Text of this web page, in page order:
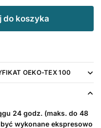
do koszyka
OEKO-TEX 100
24 godz. (maks. do 48
wykonane ekspresowo